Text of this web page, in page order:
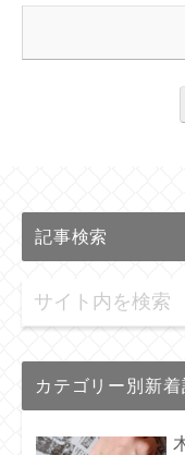
記事検索
カテゴリー別新着